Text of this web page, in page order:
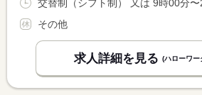
その他
求人詳細を見る (ハローワー